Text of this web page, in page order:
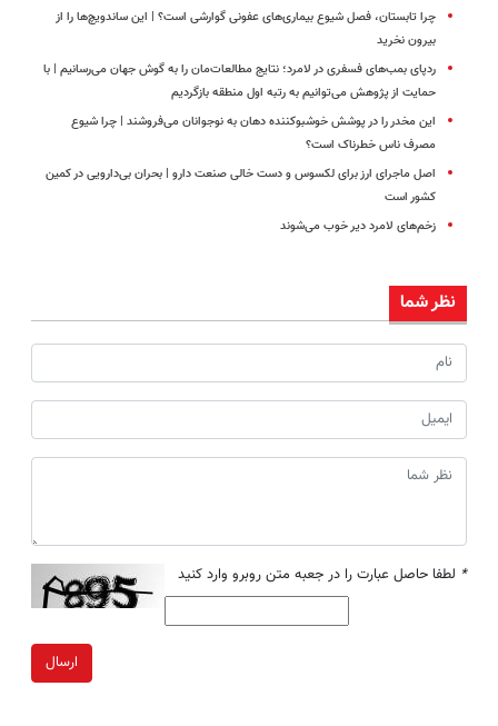
چرا تابستان، فصل شیوع بیماری‌های عفونی گوارشی است؟ | این ساندویچ‌ها را از
بیرون نخرید
ردپای بمب‌های فسفری در لامرد؛ نتایج مطالعات‌مان را به گوش جهان می‌رسانیم | با
حمایت از پژوهش می‌توانیم به رتبه اول منطقه بازگردیم
این مخدر را در پوشش خوشبوکننده دهان به نوجوانان می‌فروشند | چرا شیوع
مصرف ناس خطرناک است؟
اصل ماجرای ارز برای لکسوس و دست خالی صنعت دارو | بحران بی‌دارویی در کمین
کشور است
زخم‌های لامرد دیر خوب می‌شوند
نظر شما
* لطفا حاصل عبارت را در جعبه متن روبرو وارد کنید
ارسال